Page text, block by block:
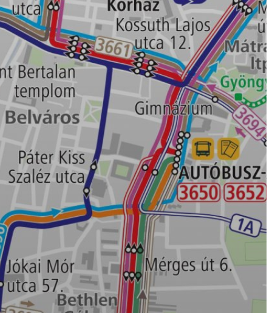
KÖLTSÉGVETÉSI
RENDELETEK
AZ
ÉPÜLŐ
VÁROS
FEJLESZTÉSEK